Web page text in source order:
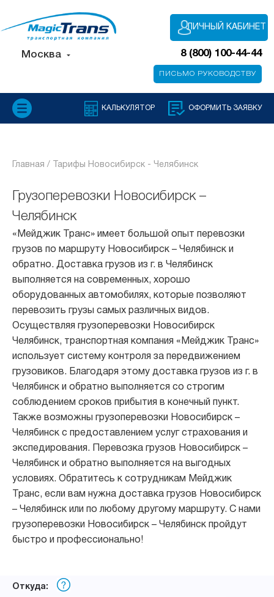
Москва 8 (800) 100-44-44
ЛИЧНЫЙ КАБИНЕТ
ПИСЬМО РУКОВОДСТВУ
КАЛЬКУЛЯТОР ОФОРМИТЬ ЗАЯВКУ
Главная / Тарифы Новосибирск - Челябинск
Грузоперевозки Новосибирск –
Челябинск
«Мейджик Транс» имеет большой опыт перевозки
грузов по маршруту Новосибирск – Челябинск и
обратно. Доставка грузов из г. в Челябинск
выполняется на современных, хорошо
оборудованных автомобилях, которые позволяют
перевозить грузы самых различных видов.
Осуществляя грузоперевозки Новосибирск
Челябинск, транспортная компания «Мейджик Транс»
использует систему контроля за передвижением
грузовиков. Благодаря этому доставка грузов из г. в
Челябинск и обратно выполняется со строгим
соблюдением сроков прибытия в конечный пункт.
Также возможны грузоперевозки Новосибирск –
Челябинск с предоставлением услуг страхования и
экспедирования. Перевозка грузов Новосибирск –
Челябинск и обратно выполняется на выгодных
условиях. Обратитесь к сотрудникам Мейджик
Транс, если вам нужна доставка грузов Новосибирск
– Челябинск или по любому другому маршруту. С нами
грузоперевозки Новосибирск – Челябинск пройдут
быстро и профессионально!
Откуда: